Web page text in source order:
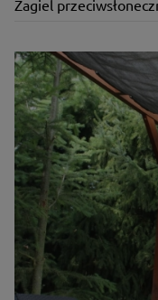
Żagiel